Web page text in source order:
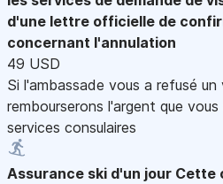
d'une lettre officielle de
concernant l'annulation
49 USD
Si l'ambassade vous a refusé un
rembourserons l'argent que
services consulaires
Assurance ski d'un jour Cette